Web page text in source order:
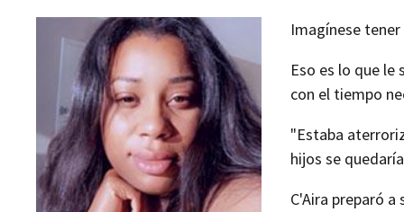
Imagínese
Eso es lo que le
con el tiempo
"Estaba
hijos se
C'Aira preparó